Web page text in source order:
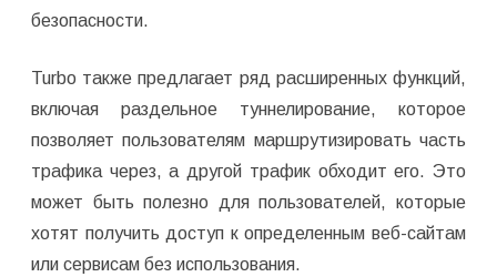
безопасности.
Turbo также предлагает ряд расширенных функций,
включая раздельное туннелирование, которое
позволяет пользователям маршрутизировать часть
трафика через, а другой трафик обходит его. Это
может быть полезно для пользователей, которые
хотят получить доступ к определенным веб-сайтам
или сервисам без использования.